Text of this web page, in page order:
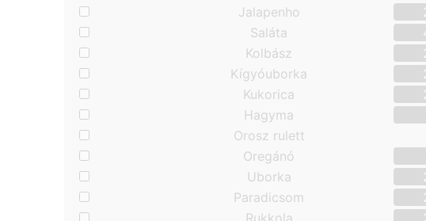
Jalapenho
Saláta
Kolbász
Kígyóuborka
Kukorica
Hagyma
Orosz rulett
Oregánó
Uborka
Paradicsom
Rukkola